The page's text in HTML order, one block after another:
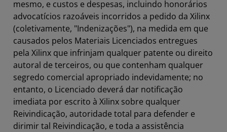
mesmo, e custos e despesas, incluindo honorários
advocatícios razoáveis incorridos a pedido da Xilinx
(coletivamente, "Indenizações"), na medida em que
causados pelos Materiais Licenciados entregues
pela Xilinx que infrinjam qualquer patente ou direito
autoral de terceiros, ou que contenham qualquer
segredo comercial apropriado indevidamente; no
entanto, o Licenciado deverá dar notificação
imediata por escrito à Xilinx sobre qualquer
Reivindicação, autoridade total para defender e
dirimir tal Reivindicação, e toda a assistência